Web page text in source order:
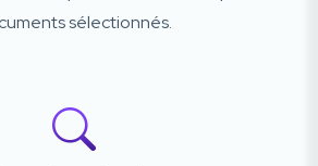
sélectionnés.